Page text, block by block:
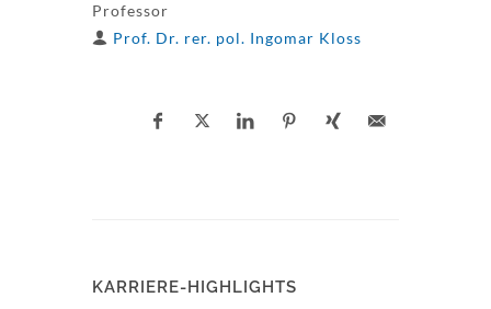
Professor
Prof. Dr. rer. pol. Ingomar Kloss
KARRIERE-HIGHLIGHTS